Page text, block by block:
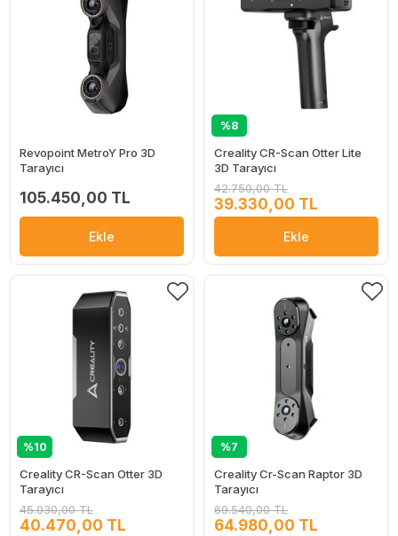
Revopoint MetroY Pro 3D
Tarayıcı
105.450,00 TL
Ekle
%8
Creality CR-Scan Otter Lite
3D Tarayıcı
42.750,00 TL
39.330,00 TL
Ekle
%10
Creality CR-Scan Otter 3D
Tarayıcı
45.030,00 TL
40.470,00 TL
%7
Creality Cr-Scan Raptor 3D
Tarayıcı
69.540,00 TL
64.980,00 TL